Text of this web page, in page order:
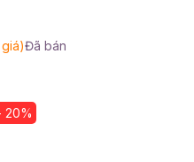
Đã bán
20%